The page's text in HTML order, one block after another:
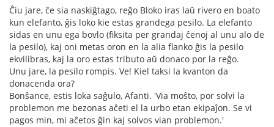
Ĉiu jare, ĉe sia naskiĝtago, reĝo Bloko iras laŭ rivero en boato
kun elefanto, ĝis loko kie estas grandega pesilo. La elefanto
sidas en unu ega bovlo (fiksita per grandaj ĉenoj al unu alo de
la pesilo), kaj oni metas oron en la alia flanko ĝis la pesilo
ekvilibras, kaj la oro estas tributo aŭ donaco por la reĝo.
Unu jare, la pesilo rompis. Ve! Kiel taksi la kvanton da
donacenda ora?
Bonŝance, estis loka saĝulo, Afanti. 'Via moŝto, por solvi la
problemon me bezonas aĉeti el la urbo etan ekipaĵon. Se vi
pagos min, mi aĉetos ĝin kaj solvos vian problemon.'